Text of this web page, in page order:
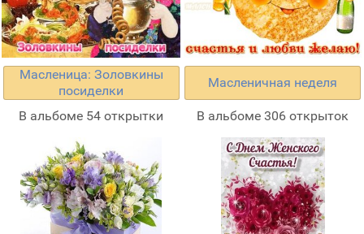
Масленица: Золовкины
посиделки
В альбоме 54 открытки
Масленичная неделя
В альбоме 306 открыток